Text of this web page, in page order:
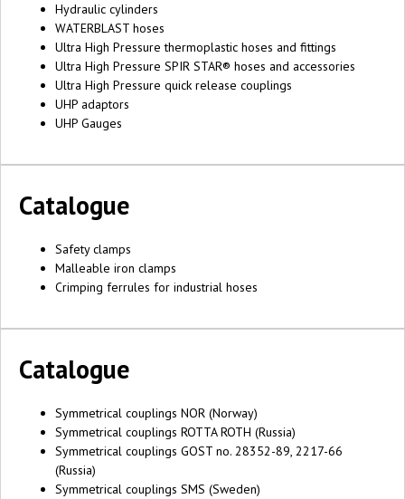
Hydraulic cylinders
WATERBLAST hoses
Ultra High Pressure thermoplastic hoses and fittings
Ultra High Pressure SPIR STAR® hoses and accessories
Ultra High Pressure quick release couplings
UHP adaptors
UHP Gauges
Catalogue
Safety clamps
Malleable iron clamps
Crimping ferrules for industrial hoses
Catalogue
Symmetrical couplings NOR (Norway)
Symmetrical couplings ROTTA ROTH (Russia)
Symmetrical couplings GOST no. 28352-89, 2217-66
(Russia)
Symmetrical couplings SMS (Sweden)